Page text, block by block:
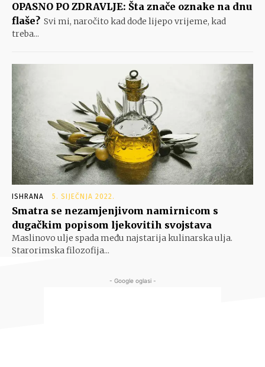
OPASNO PO ZDRAVLJE: Šta znače oznake na dnu
flaše? Svi mi, naročito kad dođe lijepo vrijeme, kad
treba...
ISHRANA 5. SIJEČNJA 2022.
Smatra se nezamjenjivom namirnicom s
dugačkim popisom ljekovitih svojstava
Maslinovo ulje spada među najstarija kulinarska ulja.
Starorimska filozofija...
- Google oglasi -